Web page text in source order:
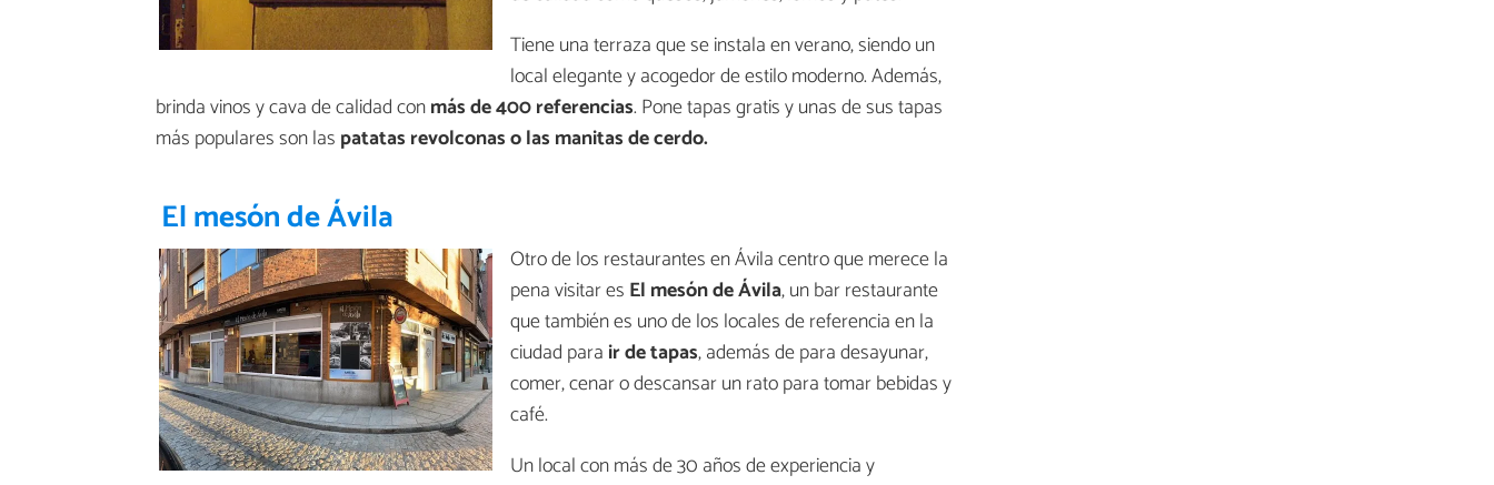
Tiene una terraza que se instala en verano, siendo un
local elegante y acogedor de estilo moderno. Además,
brinda vinos y cava de calidad conmás de 400 referencias. Pone tapas gratis y unas de sus tapas
más populares son las patatas revolconas o las manitas de cerdo.
El mesón de Ávila
Otro de los restaurantes en Ávila centro que merece la
pena visitar es El mesón de Ávila, un bar restaurante
que también es uno de los locales de referencia en la
ciudad para ir de tapas, además de para desayunar,
comer, cenar o descansar un rato para tomar bebidas y
café.
Un local con más de 30 años de experiencia y